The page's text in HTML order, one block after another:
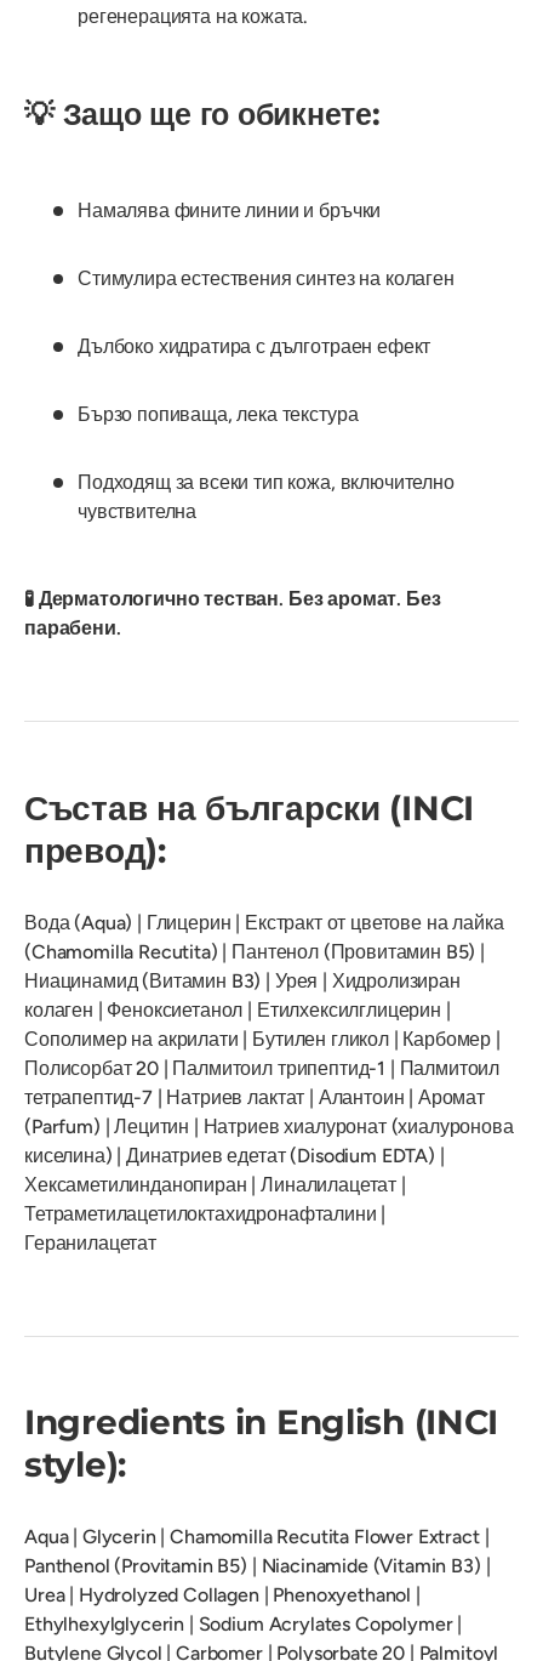
регенерацията на кожата.
💡 Защо ще го обикнете:
Намалява фините линии и бръчки
Стимулира естествения синтез на колаген
Дълбоко хидратира с дълготраен ефект
Бързо попиваща, лека текстура
Подходящ за всеки тип кожа, включително
чувствителна
🧪 Дерматологично тестван. Без аромат. Без
парабени.
Състав на български (INCI
превод):
Вода (Aqua) | Глицерин | Екстракт от цветове на лайка
(Chamomilla Recutita) | Пантенол (Провитамин B5) |
Ниацинамид (Витамин B3) | Урея | Хидролизиран
колаген | Феноксиетанол | Етилхексилглицерин |
Сополимер на акрилати | Бутилен гликол | Карбомер |
Полисорбат 20 | Палмитоил трипептид-1 | Палмитоил
тетрапептид-7 | Натриев лактат | Алантоин | Аромат
(Parfum) | Лецитин | Натриев хиалуронат (хиалуронова
киселина) | Динатриев едетат (Disodium EDTA) |
Хексаметилинданопиран | Линалилацетат |
Тетраметилацетилоктахидронафталини |
Геранилацетат
Ingredients in English (INCI
style):
Aqua | Glycerin | Chamomilla Recutita Flower Extract |
Panthenol (Provitamin B5) | Niacinamide (Vitamin B3) |
Urea | Hydrolyzed Collagen | Phenoxyethanol |
Ethylhexylglycerin | Sodium Acrylates Copolymer |
Butylene Glycol | Carbomer | Polysorbate 20 | Palmitoyl